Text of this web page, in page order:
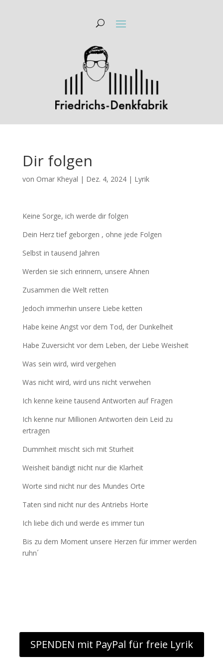
Dir folgen
von Omar Kheyal | Dez. 4, 2024| Lyrik
Keine Sorge, ich werde dir folgen
Dein Herz tief geborgen , ohne jede Folgen
Selbst in tausend Jahren
Werden sie sich erinnern, unsere Ahnen
Zusammen die Welt retten
Jedoch immerhin unsere Liebe ketten
Habe keine Angst vor dem Tod, der Dunkelheit
Habe Zuversicht vor dem Leben, der Liebe Weisheit
Was sein wird, wird vergehen
Was nicht wird, wird uns nicht verwehen
Ich kenne keine tausend Antworten auf Fragen
Ich kenne nur Millionen Antworten dein Leid zu
ertragen
Dummheit mischt sich mit Sturheit
Weisheit bändigt nicht nur die Klarheit
Worte sind nicht nur des Mundes Orte
Taten sind nicht nur des Antriebs Horte
Ich liebe dich und werde es immer tun
Bis zu dem Moment unsere Herzen für immer werden
ruhn´
SPENDEN mit PayPal für freie Lyrik